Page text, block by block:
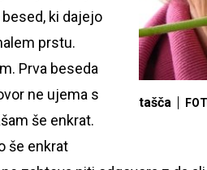
tašča
ki dajejo
prstu.
Prva beseda
ne ujema s
še enkrat.
še enkrat